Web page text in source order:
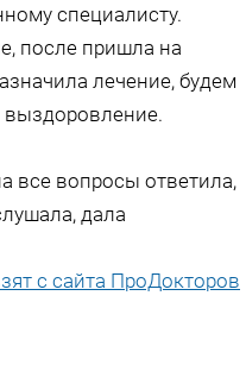
специалисту.
после пришла на
лечение, будем
выздоровление.
все вопросы ответила,
дала
с сайта ПроДокторов